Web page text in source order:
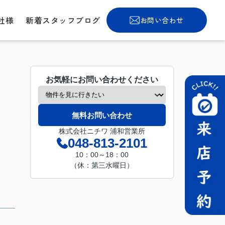
様 新着スタッフブログ お問い合わせ
お気軽にお問い合わせください
無料お問い合わせ
株式会社ニチワ 浦和営業所
048-813-2101
10：00～18：00
（休：第三水曜日）